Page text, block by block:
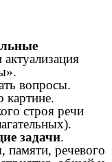
вопросы.
картине.
строя речи
задачи.
памяти, речевого